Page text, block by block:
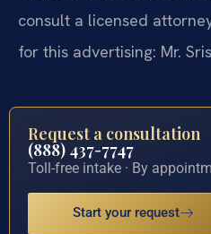
consult a licensed
for this advertising: Mr.
Request a consultation
(888) 437-7747
Toll-free intake · By
Start your request